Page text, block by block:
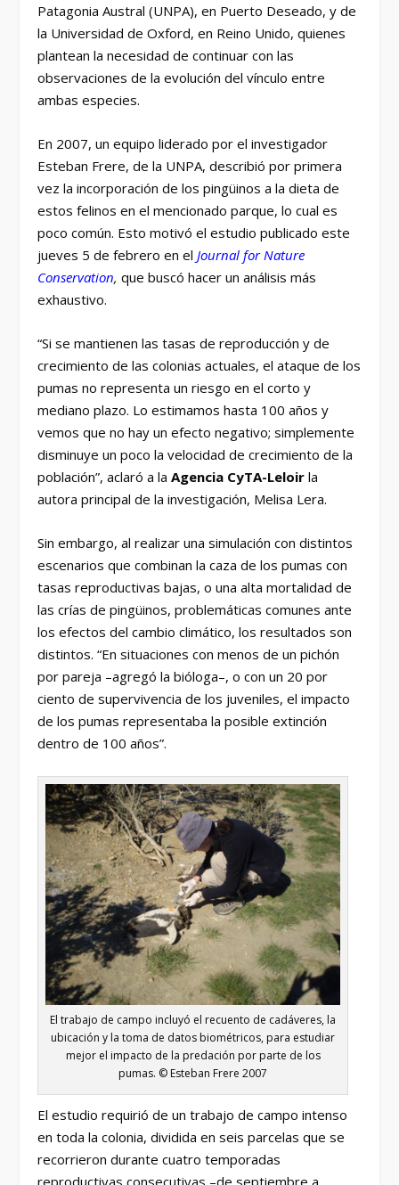
Patagonia Austral (UNPA), en Puerto Deseado, y de
la Universidad de Oxford, en Reino Unido, quienes
plantean la necesidad de continuar con las
observaciones de la evolución del vínculo entre
ambas especies.
En 2007, un equipo liderado por el investigador
Esteban Frere, de la UNPA, describió por primera
vez la incorporación de los pingüinos a la dieta de
estos felinos en el mencionado parque, lo cual es
poco común. Esto motivó el estudio publicado este
jueves 5 de febrero en el Journal for Nature
Conservation,que buscó hacer un análisis más
exhaustivo.
“Si se mantienen las tasas de reproducción y de
crecimiento de las colonias actuales, el ataque de los
pumas no representa un riesgo en el corto y
mediano plazo. Lo estimamos hasta 100 años y
vemos que no hay un efecto negativo; simplemente
disminuye un poco la velocidad de crecimiento de la
población”, aclaró a laAgencia CyTA-Leloir la
autora principal de la investigación, Melisa Lera.
Sin embargo, al realizar una simulación con distintos
escenarios que combinan la caza de los pumas con
tasas reproductivas bajas, o una alta mortalidad de
las crías de pingüinos, problemáticas comunes ante
los efectos del cambio climático, los resultados son
distintos. “En situaciones con menos de un pichón
por pareja –agregó la bióloga–, o con un 20 por
ciento de supervivencia de los juveniles, el impacto
de los pumas representaba la posible extinción
dentro de 100 años”.
El trabajo de campo incluyó el recuento de cadáveres, la
ubicación y la toma de datos biométricos, para estudiar
mejor el impacto de la predación por parte de los
pumas. © Esteban Frere 2007
El estudio requirió de un trabajo de campo intenso
en toda la colonia, dividida en seis parcelas que se
recorrieron durante cuatro temporadas
reproductivas consecutivas –de septiembre a